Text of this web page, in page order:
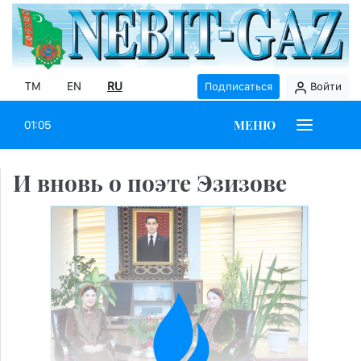
TM EN RU Подписаться Войти
01:05 МЕНЮ
И вновь о поэте Эзизове